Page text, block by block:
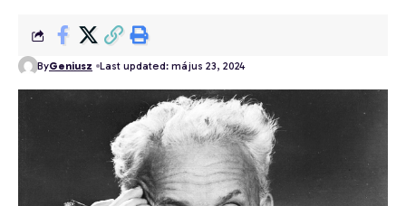
ByGeniusz Last updated: május 23, 2024